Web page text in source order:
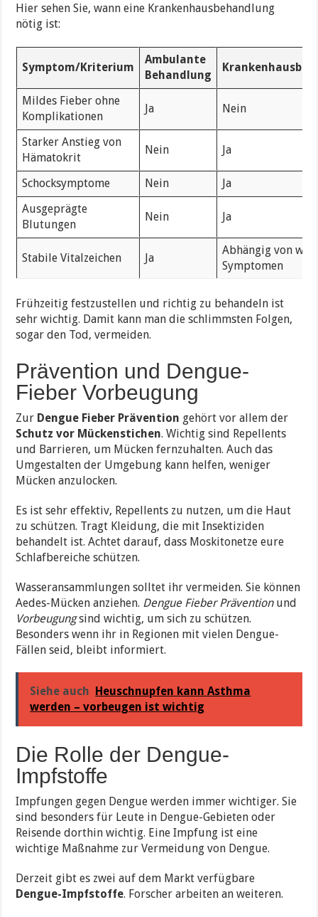
Hier sehen Sie, wann eine Krankenhausbehandlung
nötig ist:
Symptom/Kriterium
Ambulante
Behandlung
Mildes Fieber ohne
Komplikationen
Ja Nein
Starker Anstieg von
Hämatokrit
Nein Ja
Schocksymptome Nein
Ja
Ausgeprägte
Blutungen
Nein Ja
Stabile Vitalzeichen Ja
Abhängig von
Symptomen
Frühzeitig festzustellen und richtig zu behandeln ist
sehr wichtig. Damit kann man die schlimmsten Folgen,
sogar den Tod, vermeiden.
Prävention und Dengue-
Fieber Vorbeugung
Zur Dengue Fieber Prävention gehört vor allem der
Schutz vor Mückenstichen. Wichtig sind Repellents
und Barrieren, um Mücken fernzuhalten. Auch das
Umgestalten der Umgebung kann helfen, weniger
Mücken anzulocken.
Es ist sehr effektiv, Repellents zu nutzen, um die Haut
zu schützen. Tragt Kleidung, die mit Insektiziden
behandelt ist. Achtet darauf, dass Moskitonetze eure
Schlafbereiche schützen.
Wasseransammlungen solltet ihr vermeiden. Sie können
Aedes-Mücken anziehen. Dengue Fieber Präventionund
Vorbeugungsind wichtig, um sich zu schützen.
Besonders wenn ihr in Regionen mit vielen Dengue-
Fällen seid, bleibt informiert.
Siehe auch Heuschnupfen kann Asthma
werden – vorbeugen ist wichtig
Die Rolle der Dengue-
Impfstoffe
Impfungen gegen Dengue werden immer wichtiger. Sie
sind besonders für Leute in Dengue-Gebieten oder
Reisende dorthin wichtig. Eine Impfung ist eine
wichtige Maßnahme zur Vermeidung von Dengue.
Derzeit gibt es zwei auf dem Markt verfügbare
Dengue-Impfstoffe. Forscher arbeiten an weiteren.